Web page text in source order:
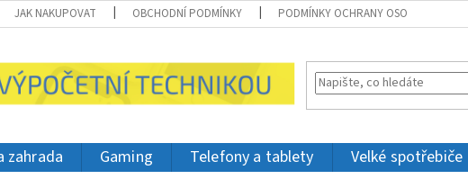
JAK NAKUPOVAT OBCHODNÍ PODMÍNKY PODMÍNKY OCHRANY OSOBNÍCH ÚDAJŮ
zahrada Gaming Telefony a tablety Velké spotřebiče